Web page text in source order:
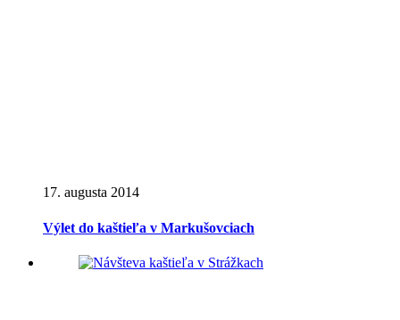
17. augusta 2014
Výlet do kaštieľa v Markušovciach